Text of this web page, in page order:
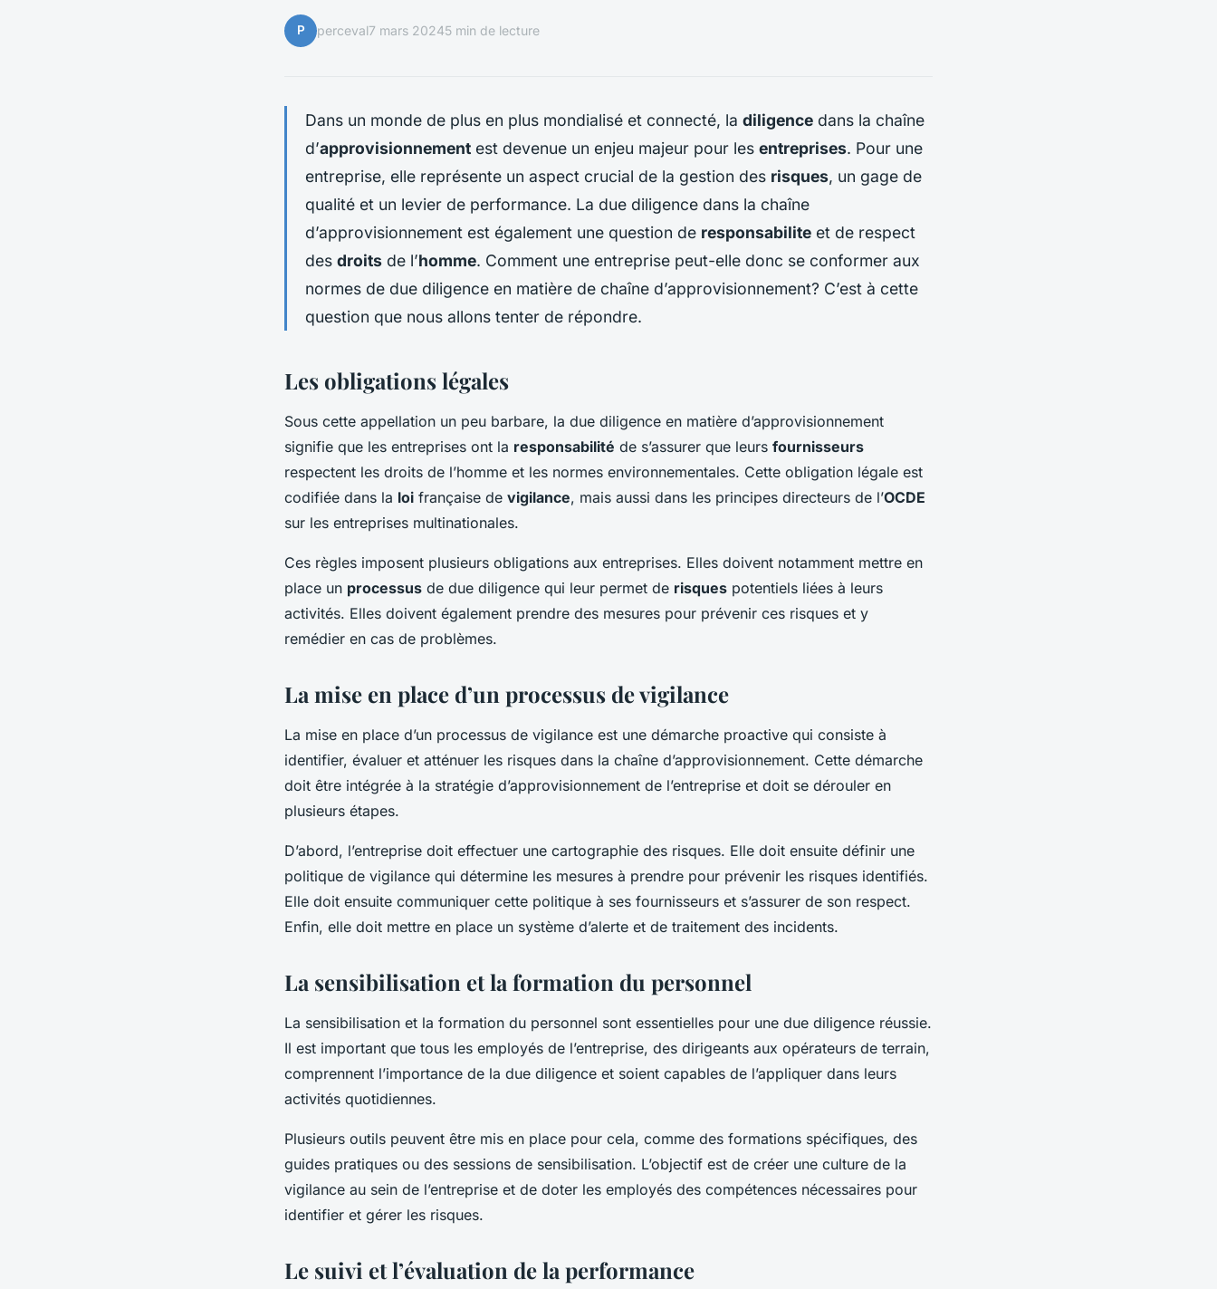
P perceval7 mars 20245 min de lecture
Dans un monde de plus en plus mondialisé et connecté, la diligence dans la chaîne
d’approvisionnement est devenue un enjeu majeur pour les entreprises. Pour une
entreprise, elle représente un aspect crucial de la gestion des risques, un gage de
qualité et un levier de performance. La due diligence dans la chaîne
d’approvisionnement est également une question de responsabilite et de respect
des droits de l’homme. Comment une entreprise peut-elle donc se conformer aux
normes de due diligence en matière de chaîne d’approvisionnement? C’est à cette
question que nous allons tenter de répondre.
Les obligations légales
Sous cette appellation un peu barbare, la due diligence en matière d’approvisionnement
signifie que les entreprises ont la responsabilité de s’assurer que leurs fournisseurs
respectent les droits de l’homme et les normes environnementales. Cette obligation légale est
codifiée dans la loi française de vigilance, mais aussi dans les principes directeurs de l’OCDE
sur les entreprises multinationales.
Ces règles imposent plusieurs obligations aux entreprises. Elles doivent notamment mettre en
place un processus de due diligence qui leur permet de risques potentiels liées à leurs
activités. Elles doivent également prendre des mesures pour prévenir ces risques et y
remédier en cas de problèmes.
La mise en place d’un processus de vigilance
La mise en place d’un processus de vigilance est une démarche proactive qui consiste à
identifier, évaluer et atténuer les risques dans la chaîne d’approvisionnement. Cette démarche
doit être intégrée à la stratégie d’approvisionnement de l’entreprise et doit se dérouler en
plusieurs étapes.
D’abord, l’entreprise doit effectuer une cartographie des risques. Elle doit ensuite définir une
politique de vigilance qui détermine les mesures à prendre pour prévenir les risques identifiés.
Elle doit ensuite communiquer cette politique à ses fournisseurs et s’assurer de son respect.
Enfin, elle doit mettre en place un système d’alerte et de traitement des incidents.
La sensibilisation et la formation du personnel
La sensibilisation et la formation du personnel sont essentielles pour une due diligence réussie.
Il est important que tous les employés de l’entreprise, des dirigeants aux opérateurs de terrain,
comprennent l’importance de la due diligence et soient capables de l’appliquer dans leurs
activités quotidiennes.
Plusieurs outils peuvent être mis en place pour cela, comme des formations spécifiques, des
guides pratiques ou des sessions de sensibilisation. L’objectif est de créer une culture de la
vigilance au sein de l’entreprise et de doter les employés des compétences nécessaires pour
identifier et gérer les risques.
Le suivi et l’évaluation de la performance